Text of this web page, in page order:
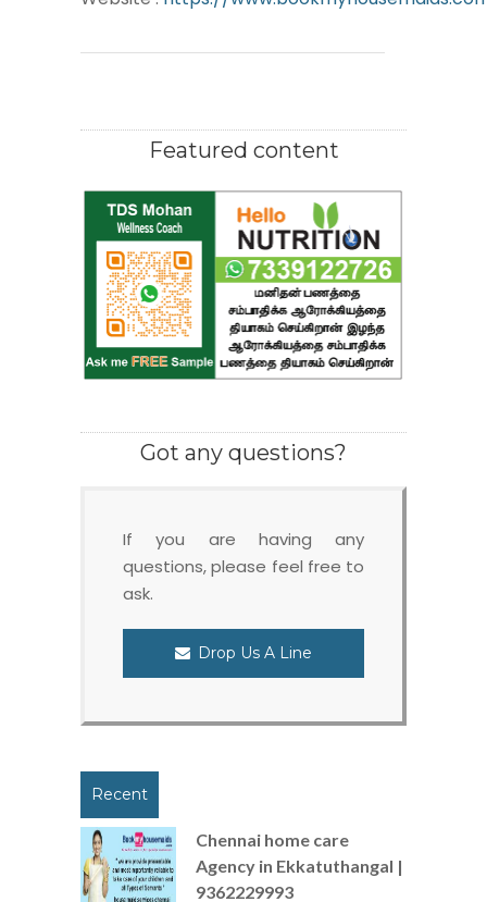
Featured content
Got any questions?
If you are having any
questions, please feel free to
ask.
Drop Us A Line
Recent
Chennai home care
Agency in Ekkatuthangal |
9362229993